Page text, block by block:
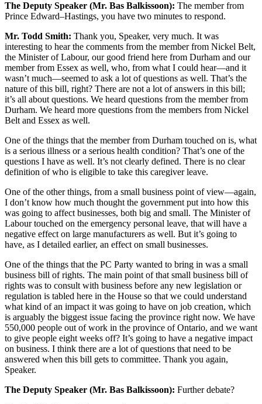
The Deputy Speaker (Mr. Bas Balkissoon): The member from
Prince Edward–Hastings, you have two minutes to respond.
Mr. Todd Smith: Thank you, Speaker, very much. It was
interesting to hear the comments from the member from Nickel Belt,
the Minister of Labour, our good friend here from Durham and our
member from Essex as well, who, from what I could hear—and it
wasn’t much—seemed to ask a lot of questions as well. That’s the
nature of this bill, right? There are not a lot of answers in this bill;
it’s all about questions. We heard questions from the member from
Durham. We heard more questions from the members from Nickel
Belt and Essex as well.
One of the things that the member from Durham touched on is, what
is a serious illness or a serious health condition? That’s one of the
questions I have as well. It’s not clearly defined. There is no clear
definition of who is eligible to take this caregiver leave.
One of the other things, from a small business point of view—again,
I don’t know how much thought the government put into how this
was going to affect businesses, both big and small. The Minister of
Labour touched on the emergency personal leave, that will have a
negative effect on large manufacturers as well. But it’s going to
have, as I detailed earlier, an effect on small businesses.
One of the things that the PC Party wanted to bring in was a small
business bill of rights. The main point of that small business bill of
rights was to consult with business before any new legislation or
regulation is tabled here in the House so that we could understand
what kind of an impact it was going to have on job creation, which
is arguably the biggest issue facing the province right now. We have
550,000 people out of work in the province of Ontario, and we want
to give people eight weeks off? It’s going to have a negative impact
on business. I think there are a lot of questions that need to be
answered when this bill gets to committee. Thank you again,
Speaker.
The Deputy Speaker (Mr. Bas Balkissoon): Further debate?